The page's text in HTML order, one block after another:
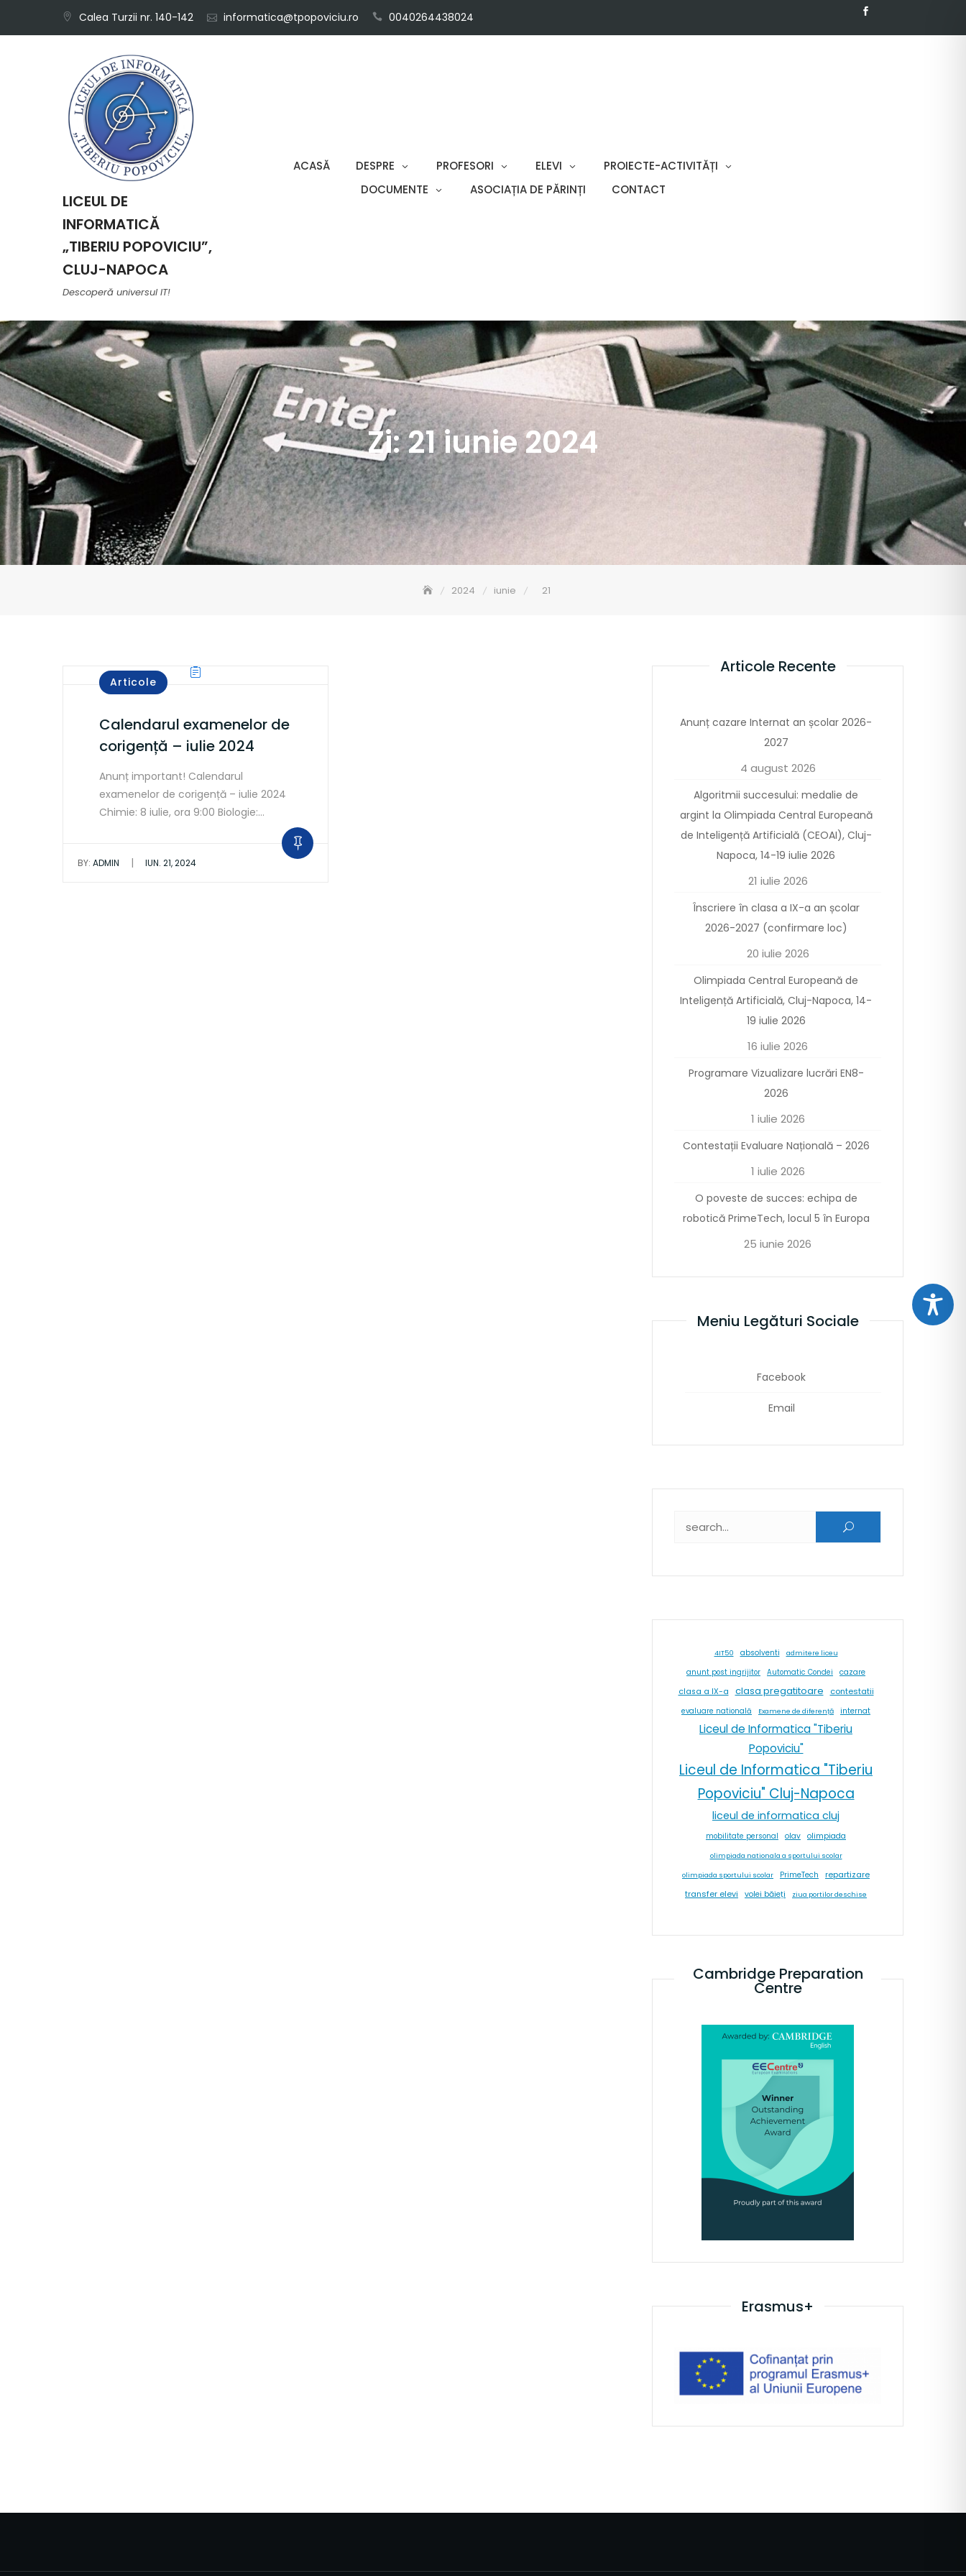
Calea Turzii nr. 140-142 informatica@tpopoviciu.ro 0040264438024
LICEUL DE
INFORMATICĂ
„TIBERIU POPOVICIU”,
CLUJ-NAPOCA
Descoperă universul IT!
ACASĂ DESPRE PROFESORI ELEVI
PROIECTE-ACTIVITĂȚI
DOCUMENTE
ASOCIAȚIA DE PĂRINȚI CONTACT
Zi:21 iunie 2024
2024 iunie 21
Articole
Calendarul examenelor de
corigență – iulie 2024
Anunț important! Calendarul
examenelor de corigență – iulie 2024
Chimie: 8 iulie, ora 9:00 Biologie:…
BY: ADMIN | IUN. 21, 2024
Articole Recente
Anunț cazare Internat an școlar 2026-
2027
4 august 2026
Algoritmii succesului: medalie de
argint la Olimpiada Central Europeană
de Inteligență Artificială (CEOAI), Cluj-
Napoca, 14-19 iulie 2026
21 iulie 2026
Înscriere în clasa a IX-a an școlar
2026-2027 (confirmare loc)
20 iulie 2026
Olimpiada Central Europeană de
Inteligență Artificială, Cluj-Napoca, 14-
19 iulie 2026
16 iulie 2026
Programare Vizualizare lucrări EN8-
2026
1 iulie 2026
Contestații Evaluare Națională – 2026
1 iulie 2026
O poveste de succes: echipa de
robotică PrimeTech, locul 5 în Europa
25 iunie 2026
Meniu Legături Sociale
Facebook
Email
4IT50 absolventi admitere liceu
anunt post ingrijitor Automatic Condei
cazare
clasa a IX-a
clasa pregatitoare contestatii
evaluare natională Examene de diferență internat
Liceul de Informatica "Tiberiu
Popoviciu"
Liceul de Informatica "Tiberiu
Popoviciu" Cluj-Napoca
liceul de informatica cluj
mobilitate personal olav olimpiada
olimpiada nationala a sportului scolar
olimpiada sportului scolar PrimeTech
repartizare
transfer elevi
volei băieți ziua portilor deschise
Cambridge Preparation
Centre
Erasmus+